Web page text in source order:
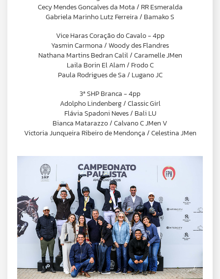
Cecy Mendes Goncalves da Mota / RR Esmeralda
Gabriela Marinho Lutz Ferreira / Bamako S
Vice Haras Coração do Cavalo - 4pp
Yasmin Carmona / Woody des Flandres
Nathana Martins Bedran Calil / Caramelle JMen
Laila Borin El Alam / Frodo C
Paula Rodrigues de Sa / Lugano JC
3ª SHP Branca - 4pp
Adolpho Lindenberg / Classic Girl
Flávia Spadoni Neves / Bali LU
Bianca Matarazzo / Calvano C JMen V
Victoria Junqueira Ribeiro de Mendonça / Celestina JMen